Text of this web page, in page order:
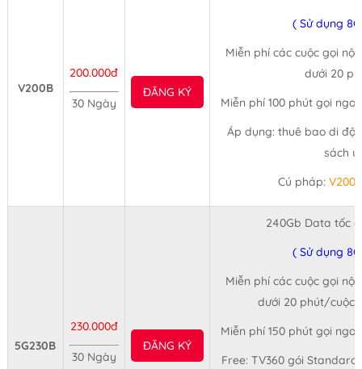
V200B
200.000đ
30 Ngày
ĐĂNG KÝ
( Sử dụng
Miễn phí các cuộc gọi
dưới 20
Miễn phí 100 phút gọi
Áp dụng: thuê bao di
sách
Cú pháp:
5G230B
230.000đ
30 Ngày
ĐĂNG KÝ
240Gb Data tốc
( Sử dụng
Miễn phí các cuộc gọi
dưới 20 phút/cuộc
Miễn phí 150 phút gọi
Free: TV360 gói